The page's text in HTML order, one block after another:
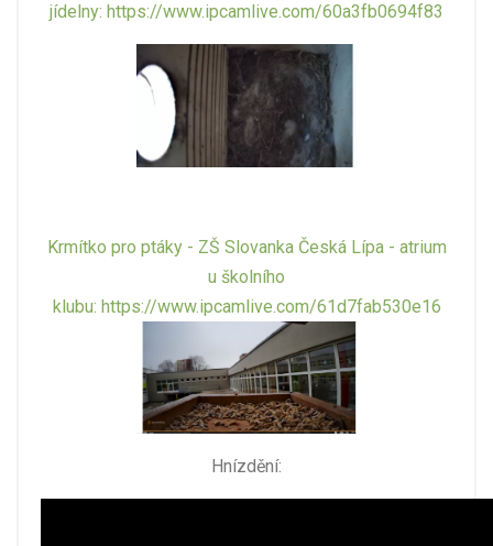
jídelny: https://www.ipcamlive.com/60a3fb0694f83
Krmítko pro ptáky - ZŠ Slovanka Česká Lípa - atrium
u školního
klubu: https://www.ipcamlive.com/61d7fab530e16
Hnízdění: